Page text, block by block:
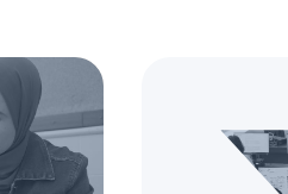
zonas de exclusión social
Avanza Digital